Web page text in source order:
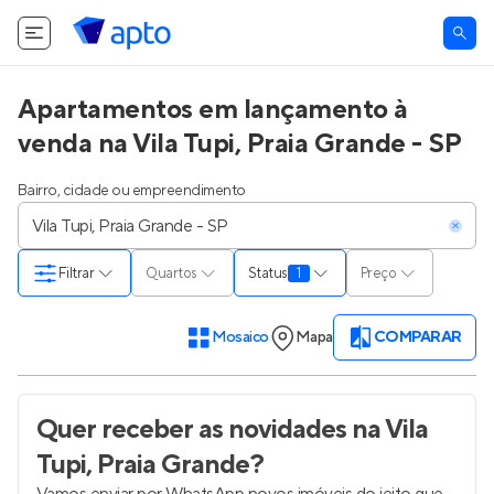
Apartamentos em lançamento à
venda na Vila Tupi, Praia Grande - SP
Bairro, cidade ou empreendimento
Quartos Status 1 Preço
Filtrar
Mosaico Mapa COMPARAR
Quer receber as novidades na Vila
Tupi, Praia Grande?